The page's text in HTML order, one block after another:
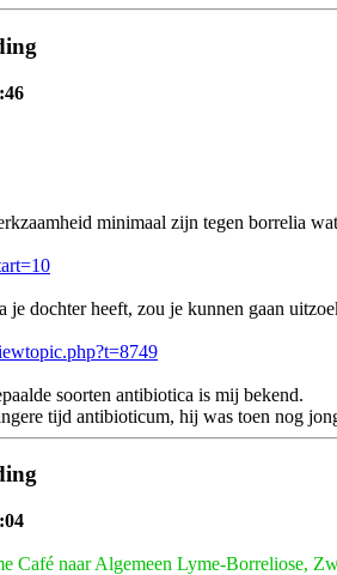
minimaal zijn tegen borrelia
dochter heeft, zou je kunnen gaan
soorten antibiotica is mij bekend.
tijd antibioticum, hij was toen nog
Café naar Algemeen Lyme-Borreliose,